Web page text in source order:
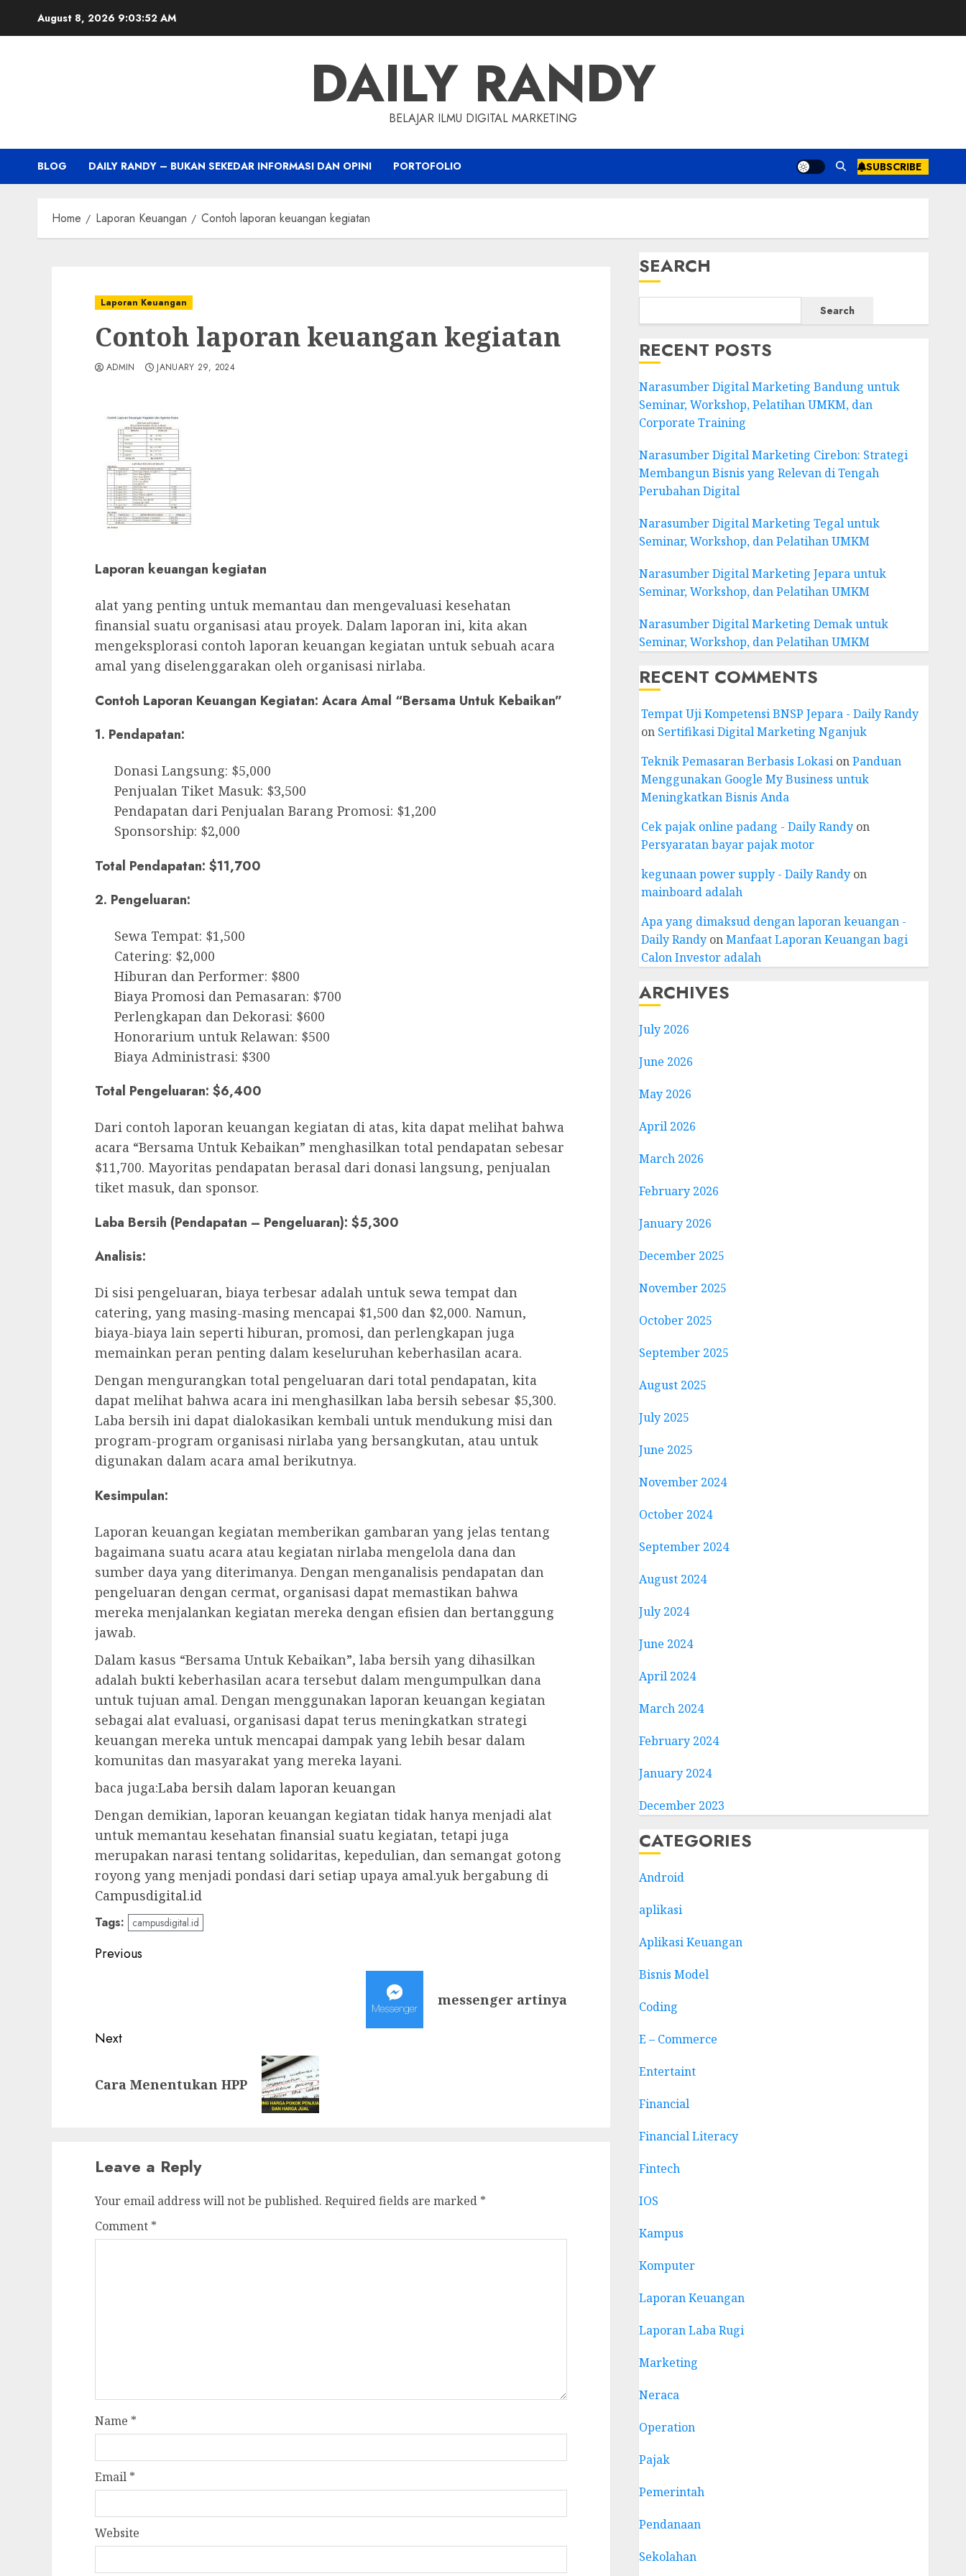
August 8, 2026 9:03:52 AM
DAILY RANDY
BELAJAR ILMU DIGITAL MARKETING
BLOG DAILY RANDY – BUKAN SEKEDAR INFORMASI DAN OPINI PORTOFOLIO SUBSCRIBE
Home Laporan Keuangan Contoh laporan keuangan kegiatan
Laporan Keuangan
Contoh laporan keuangan kegiatan
ADMIN JANUARY 29, 2024
Laporan keuangan kegiatan
alat yang penting untuk memantau dan mengevaluasi kesehatan
finansial suatu organisasi atau proyek. Dalam laporan ini, kita akan
mengeksplorasi contoh laporan keuangan kegiatan untuk sebuah acara
amal yang diselenggarakan oleh organisasi nirlaba.
Contoh Laporan Keuangan Kegiatan: Acara Amal “Bersama Untuk Kebaikan”
1. Pendapatan:
Donasi Langsung: $5,000
Penjualan Tiket Masuk: $3,500
Pendapatan dari Penjualan Barang Promosi: $1,200
Sponsorship: $2,000
Total Pendapatan: $11,700
2. Pengeluaran:
Sewa Tempat: $1,500
Catering: $2,000
Hiburan dan Performer: $800
Biaya Promosi dan Pemasaran: $700
Perlengkapan dan Dekorasi: $600
Honorarium untuk Relawan: $500
Biaya Administrasi: $300
Total Pengeluaran: $6,400
Dari contoh laporan keuangan kegiatan di atas, kita dapat melihat bahwa
acara “Bersama Untuk Kebaikan” menghasilkan total pendapatan sebesar
$11,700. Mayoritas pendapatan berasal dari donasi langsung, penjualan
tiket masuk, dan sponsor.
Laba Bersih (Pendapatan – Pengeluaran): $5,300
Analisis:
Di sisi pengeluaran, biaya terbesar adalah untuk sewa tempat dan
catering, yang masing-masing mencapai $1,500 dan $2,000. Namun,
biaya-biaya lain seperti hiburan, promosi, dan perlengkapan juga
memainkan peran penting dalam keseluruhan keberhasilan acara.
Dengan mengurangkan total pengeluaran dari total pendapatan, kita
dapat melihat bahwa acara ini menghasilkan laba bersih sebesar $5,300.
Laba bersih ini dapat dialokasikan kembali untuk mendukung misi dan
program-program organisasi nirlaba yang bersangkutan, atau untuk
digunakan dalam acara amal berikutnya.
Kesimpulan:
Laporan keuangan kegiatan memberikan gambaran yang jelas tentang
bagaimana suatu acara atau kegiatan nirlaba mengelola dana dan
sumber daya yang diterimanya. Dengan menganalisis pendapatan dan
pengeluaran dengan cermat, organisasi dapat memastikan bahwa
mereka menjalankan kegiatan mereka dengan efisien dan bertanggung
jawab.
Dalam kasus “Bersama Untuk Kebaikan”, laba bersih yang dihasilkan
adalah bukti keberhasilan acara tersebut dalam mengumpulkan dana
untuk tujuan amal. Dengan menggunakan laporan keuangan kegiatan
sebagai alat evaluasi, organisasi dapat terus meningkatkan strategi
keuangan mereka untuk mencapai dampak yang lebih besar dalam
komunitas dan masyarakat yang mereka layani.
baca juga:Laba bersih dalam laporan keuangan
Dengan demikian, laporan keuangan kegiatan tidak hanya menjadi alat
untuk memantau kesehatan finansial suatu kegiatan, tetapi juga
merupakan narasi tentang solidaritas, kepedulian, dan semangat gotong
royong yang menjadi pondasi dari setiap upaya amal.yuk bergabung di
Campusdigital.id
Tags: campusdigital.id
Post
Previous
messenger artinya
Next
post:
Cara Menentukan HPP
Leave a Reply
Your email address will not be published. Required fields are marked *
Comment *
Name *
Email *
Website
SEARCH
Search
RECENT POSTS
Narasumber Digital Marketing Bandung untuk
Seminar, Workshop, Pelatihan UMKM, dan
Corporate Training
Narasumber Digital Marketing Cirebon: Strategi
Membangun Bisnis yang Relevan di Tengah
Perubahan Digital
Narasumber Digital Marketing Tegal untuk
Seminar, Workshop, dan Pelatihan UMKM
Narasumber Digital Marketing Jepara untuk
Seminar, Workshop, dan Pelatihan UMKM
Narasumber Digital Marketing Demak untuk
Seminar, Workshop, dan Pelatihan UMKM
RECENT COMMENTS
Tempat Uji Kompetensi BNSP Jepara - Daily Randy
on Sertifikasi Digital Marketing Nganjuk
Teknik Pemasaran Berbasis LokasionPanduan
Menggunakan Google My Business untuk
Meningkatkan Bisnis Anda
Cek pajak online padang - Daily Randyon
Persyaratan bayar pajak motor
kegunaan power supply - Daily Randyon
mainboard adalah
Apa yang dimaksud dengan laporan keuangan -
Daily RandyonManfaat Laporan Keuangan bagi
Calon Investor adalah
ARCHIVES
July 2026
June 2026
May 2026
April 2026
March 2026
February 2026
January 2026
December 2025
November 2025
October 2025
September 2025
August 2025
July 2025
June 2025
November 2024
October 2024
September 2024
August 2024
July 2024
June 2024
April 2024
March 2024
February 2024
January 2024
December 2023
CATEGORIES
Android
aplikasi
Aplikasi Keuangan
Bisnis Model
Coding
E – Commerce
Entertaint
Financial
Financial Literacy
Fintech
IOS
Kampus
Komputer
Laporan Keuangan
Laporan Laba Rugi
Marketing
Neraca
Operation
Pajak
Pemerintah
Pendanaan
Sekolahan